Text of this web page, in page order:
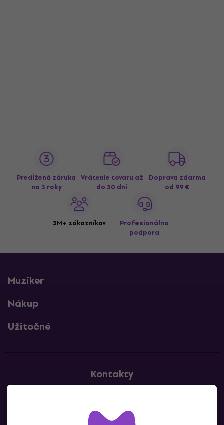
Predĺžená záruka
na 3 roky
Vrátenie tovaru až
do 30 dní
Doprava zdarma
od 99 €
3M+ zákazníkov
Profesionálna
podpora
Muziker
Nákup
Užitočné
Kontakty